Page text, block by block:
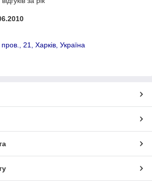
21, Харків, Україна